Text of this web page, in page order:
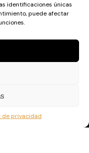
identificaciones únicas
puede afectar
de privacidad
a 13:00 h